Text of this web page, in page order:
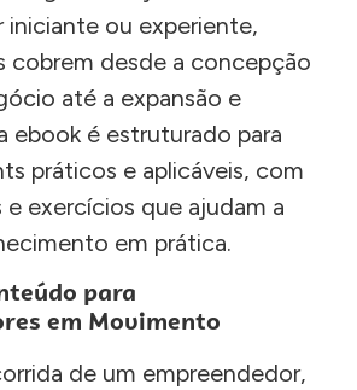
iniciante ou experiente,
cobrem desde a concepção
até a expansão e
ebook é estruturado para
práticos e aplicáveis, com
e exercícios que ajudam a
em prática.
para
em Movimento
de um empreendedor,